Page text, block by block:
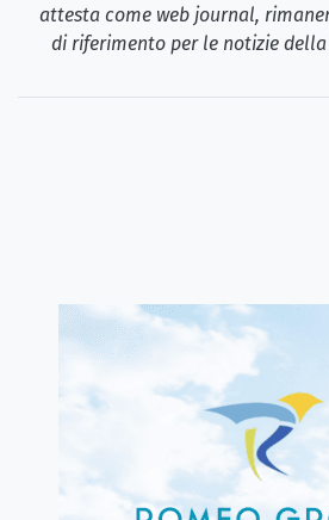
attesta come web journal,
di riferimento per le notizie